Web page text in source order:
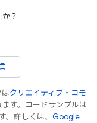
？
クリエイティブ・コモ
す。コードサンプルは
。詳しくは、 Google